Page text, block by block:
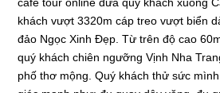
khách vượt 3320m cáp treo vượt biển
đảo Ngọc Xinh Đẹp. Từ trên độ cao
quý khách chiên ngưỡng Vịnh Nha
phố thơ mộng. Quý khách thử sức